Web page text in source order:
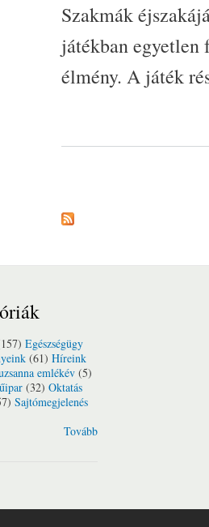
Szakmák
játékban egyetlen
élmény. A játék
Egészségügy
(61) Híreink
emlékév (5)
(32) Oktatás
Sajtómegjelenés
Tovább